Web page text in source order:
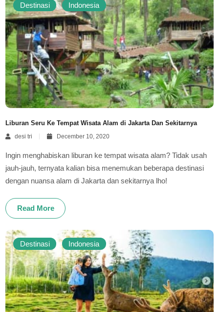
Destinasi Indonesia
Liburan Seru Ke Tempat Wisata Alam di Jakarta Dan Sekitarnya
desi tri
December 10, 2020
Ingin menghabiskan liburan ke tempat wisata alam? Tidak usah
jauh-jauh, ternyata kalian bisa menemukan beberapa destinasi
dengan nuansa alam di Jakarta dan sekitarnya lho!
Read More
Destinasi Indonesia